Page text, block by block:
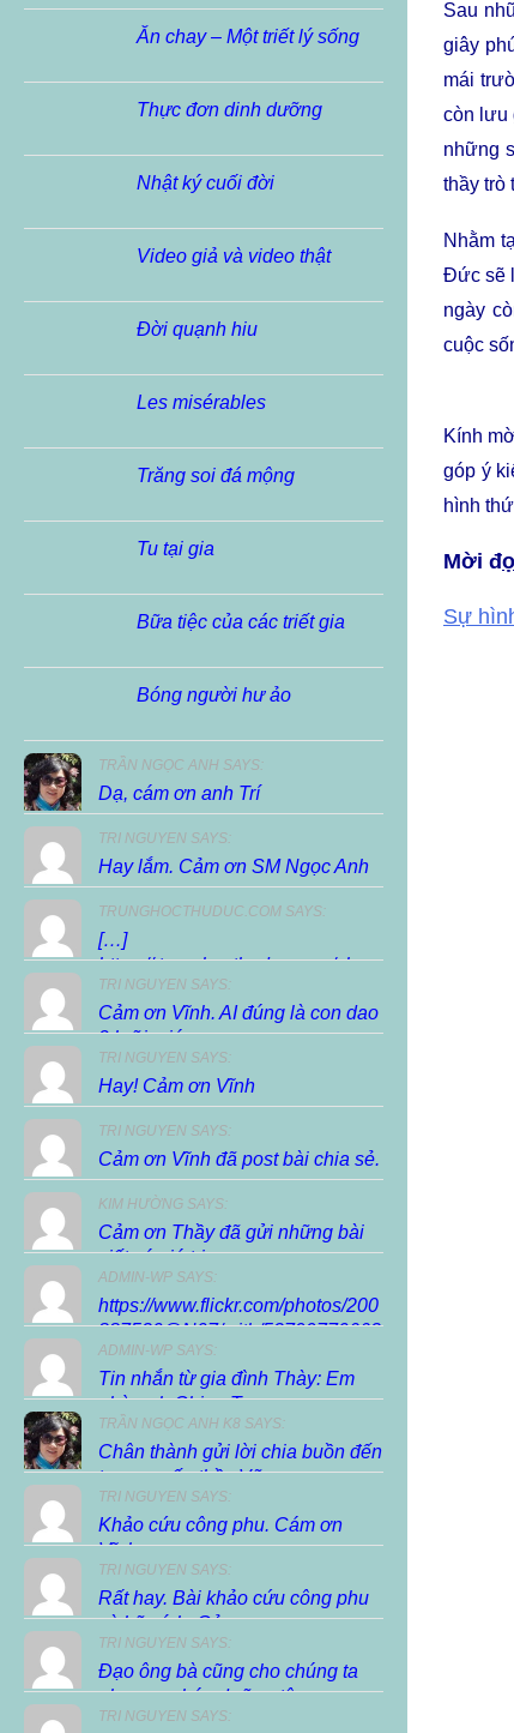
Sau
giây
mái
còn lưu
những
thầy trò
Nhằm
Ðức sẽ
ngày
cuộc
Kính
góp ý
hình
Mời đ
Sự
Ăn chay – Một triết lý sống
Thực đơn dinh dưỡng
Nhật ký cuối đời
Video giả và video thật
Đời quạnh hiu
Les misérables
Trăng soi đá mộng
Tu tại gia
Bữa tiệc của các triết gia
Bóng người hư ảo
TRẦN NGỌC ANH SAYS:
Dạ, cám ơn anh Trí
TRI NGUYEN SAYS:
Hay lắm. Cảm ơn SM Ngọc Anh
TRUNGHOCTHUDUC.COM SAYS:
[…]
https://.trunghocthuduc.com/chuc-
xuan-dien-dan/ […]
TRI NGUYEN SAYS:
Cảm ơn Vĩnh. AI đúng là con dao
2 lưỡi, giúp...
TRI NGUYEN SAYS:
Hay! Cảm ơn Vĩnh
TRI NGUYEN SAYS:
Cảm ơn Vĩnh đã post bài chia sẻ.
KIM HƯỜNG SAYS:
Cảm ơn Thầy đã gửi những bài
viết có giá trị...
ADMIN-WP SAYS:
https://www.flickr.com/photos/200
887530@N07/with/53799770663
ADMIN-WP SAYS:
Tin nhắn từ gia đình Thày: Em
nhờ anh Chieu Tran...
TRẦN NGỌC ANH K8 SAYS:
Chân thành gửi lời chia buồn đến
tang quyến thầy Vũ...
TRI NGUYEN SAYS:
Khảo cứu công phu. Cám ơn
Vĩnh.
TRI NGUYEN SAYS:
Rất hay. Bài khảo cứu công phu
và hữu ích. Cảm...
TRI NGUYEN SAYS:
Đạo ông bà cũng cho chúng ta
phương pháp dưỡng tâm,...
TRI NGUYEN SAYS: